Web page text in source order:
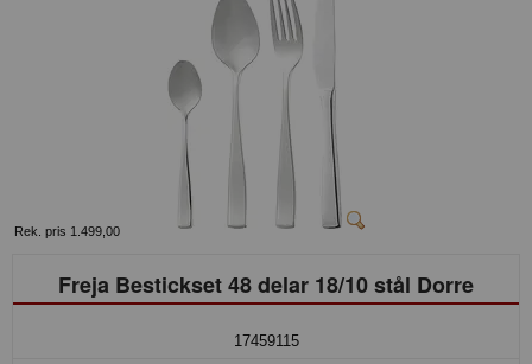
Rek. pris 1.499,00
Freja Bestickset 48 delar 18/10 stål Dorre
17459115